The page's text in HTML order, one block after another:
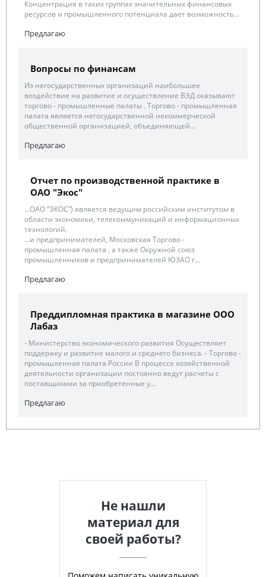
Концентрация в таких группах значительных финансовых
ресурсов и промышленного потенциала дает возможность...
Предлагаю
Вопросы по финансам
Из негосударственных организаций наибольшее
воздействие на развитие и осуществление ВЭД оказывают
торгово - промышленные палаты . Торгово - промышленная
палата является негосударственной некоммерческой
общественной организацией, объединяющей...
Предлагаю
Отчет по производственной практике в
ОАО "Экос"
...ОАО “ЭКОС”) является ведущим российским институтом в
области экономики, телекоммуникаций и информационных
технологий.
...и предпринимателей, Московская Торгово -
промышленная палата , а также Окружной союз
промышленников и предпринимателей ЮЗАО г...
Предлагаю
Преддипломная практика в магазине ООО
Лабаз
- Министерство экономического развития Осуществляет
поддержку и развитие малого и среднего бизнеса. - Торгово -
промышленная палата России В процессе хозяйственной
деятельности организации постоянно ведут расчеты с
поставщиками за приобретенные у...
Предлагаю
Не нашли
материал для
своей работы?